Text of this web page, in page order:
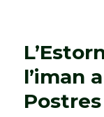
10
per
l’iman